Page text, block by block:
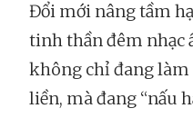
Đổi mới nâng tầm
tinh thần đêm nhạc
không chỉ đang
liền, mà đang “nấu